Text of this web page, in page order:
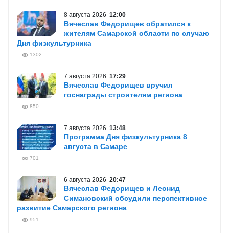
8 августа 2026 12:00
Вячеслав Федорищев обратился к
жителям Самарской области по случаю
Дня физкультурника
1302
7 августа 2026 17:29
Вячеслав Федорищев вручил
госнаграды строителям региона
850
7 августа 2026 13:48
Программа Дня физкультурника 8
августа в Самаре
701
6 августа 2026 20:47
Вячеслав Федорищев и Леонид
Симановский обсудили перспективное
развитие Самарского региона
951